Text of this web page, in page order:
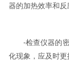
器的加热效率和反
-检查仪器的密
化现象，应及时更